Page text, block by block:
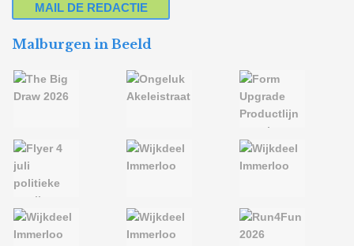
MAIL DE REDACTIE
Malburgen in Beeld